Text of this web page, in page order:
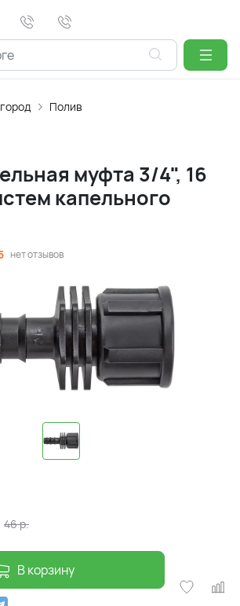
Полив
муфта 3/4", 16
капельного
нет отзывов
46р.
В корзину